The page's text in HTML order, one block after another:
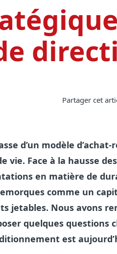
Partager cet
d’un modèle
vie. Face à la hausse
en matière de
comme un
jetables. Nous avons
quelques questions
est